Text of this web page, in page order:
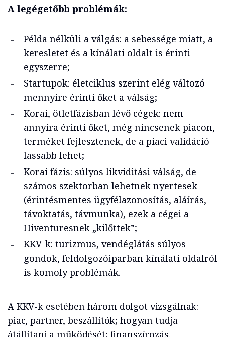
A legégetőbb problémák:
Példa nélküli a válgás: a sebessége miatt, a
keresletet és a kínálati oldalt is érinti
egyszerre;
Startupok: életciklus szerint elég változó
mennyire érinti őket a válság;
Korai, ötletfázisban lévő cégek: nem
annyira érinti őket, még nincsenek piacon,
terméket fejlesztenek, de a piaci validáció
lassabb lehet;
Korai fázis: súlyos likviditási válság, de
számos szektorban lehetnek nyertesek
(érintésmentes ügyfélazonosítás, aláírás,
távoktatás, távmunka), ezek a cégei a
Hiventuresnek „kilőttek”;
KKV-k: turizmus, vendéglátás súlyos
gondok, feldolgozóiparban kínálati oldalról
is komoly problémák.
A KKV-k esetében három dolgot vizsgálnak:
piac, partner, beszállítók; hogyan tudja
átállítani a működését; finanszírozás.